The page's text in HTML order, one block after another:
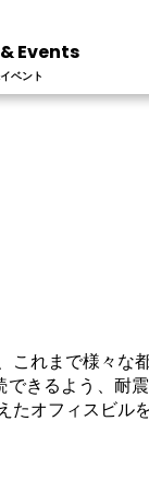
Events
ベント
れまで様々な
きるよう、耐
オフィスビル